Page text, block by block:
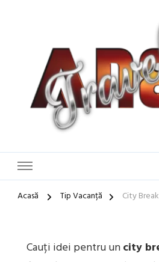
Călătorie în
pentru Vacanțe
Acasă Tip Vacanță City Break
Cauți idei pentru uncity